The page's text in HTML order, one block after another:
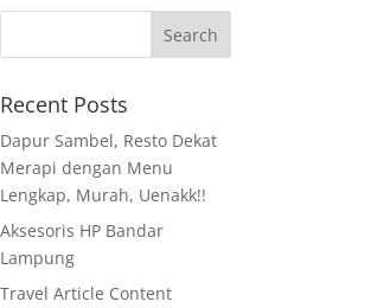
Recent Posts
Dapur Sambel, Resto Dekat
Merapi dengan Menu
Lengkap, Murah, Uenakk!!
Aksesoris HP Bandar
Lampung
Travel Article Content